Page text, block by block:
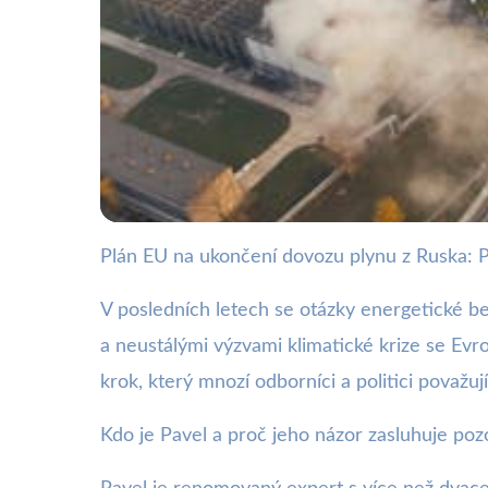
webya.cz
EU plánuje ukončit
proč
4. 12. 2025· 4 min čtení · Autor: Kristián Valenta
Plán EU na ukončení dovozu plynu z
V posledních letech se otázky energetické
a neustálými výzvami klimatické krize se
krok, který mnozí odborníci a politici
Kdo je Pavel a proč jeho názor zasluhuje